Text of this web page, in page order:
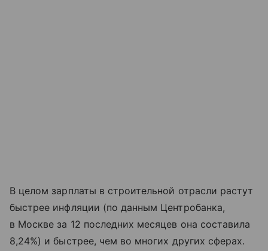
В целом зарплаты в строительной отрасли растут
быстрее инфляции (по данным Центробанка,
в Москве за 12 последних месяцев она составила
8,24%) и быстрее, чем во многих других сферах.